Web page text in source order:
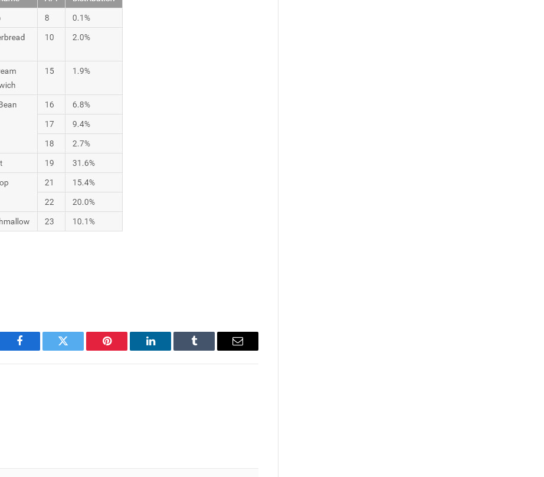
Facebook Twitter Pinterest LinkedIn Tumblr Email